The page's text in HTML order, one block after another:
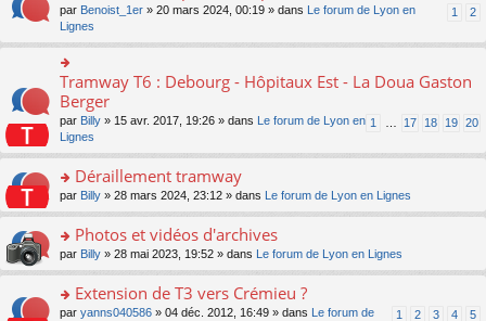
e
nt
u
s
ré
c
e
nt
n
o
n
lu
le
pl
u
s
ré
c
e
nt
s
s
g
n
o
n
lu
le
u
s
ré
c
e
er
le
m
e
s
g
o
n
lu
pl
u
s
ré
c
o
s
ult
er
le
m
e
s
s
a
e
o
n
lu
pl
1 2
par Benoist_1er » 20 mars 2024, 00:19 » dans
Le forum de Lyon en
Lignes
o
n
ult
er
le
m
e
s
a
g
e
n
o
Tramway T6 : Debourg - Hôpitaux Est - La Doua Gaston
Berger
1 17 18 19 20
par Billy » 15 avr. 2017, 19:26 » dans
Le forum de Lyon en
Lignes
o
n
ult
er
le
m
e
Déraillement tramway
par Billy » 28 mars 2024, 23:12 » dans Le forum de Lyon en Lignes
o
n
ult
Photos et vidéos d'archives
par Billy » 28 mai 2023, 19:52 » dans Le forum de Lyon en Lignes
o
Extension de T3 vers Crémieu ?
1 2 3 4 5
par yanns040586 » 04 déc. 2012, 16:49 » dans
Le forum de